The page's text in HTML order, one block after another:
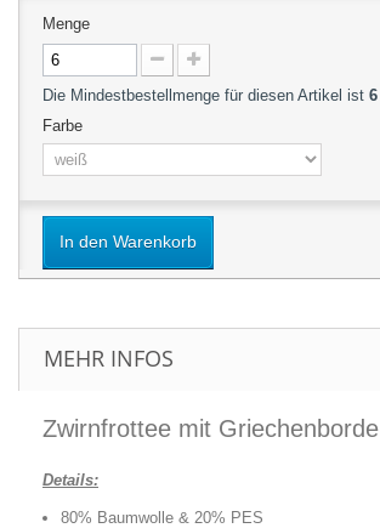
Menge
Die Mindestbestellmenge für diesen Artikel ist 6
Farbe
In den Warenkorb
MEHR INFOS
Zwirnfrottee mit Griechenborde
Details:
80% Baumwolle & 20% PES